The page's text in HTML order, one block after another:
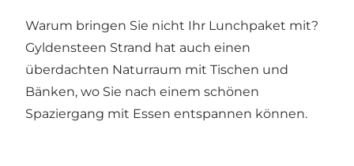
Warum bringen Sie nicht Ihr Lunchpaket mit?
Gyldensteen Strand hat auch einen
überdachten Naturraum mit Tischen und
Bänken, wo Sie nach einem schönen
Spaziergang mit Essen entspannen können.